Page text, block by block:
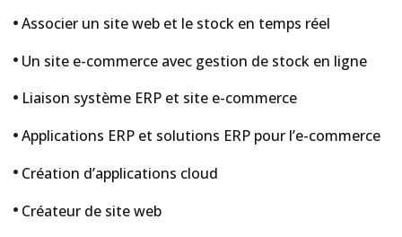
Associer un site web et le stock en temps réel
Un site e-commerce avec gestion de stock en ligne
Liaison système ERP et site e-commerce
Applications ERP et solutions ERP pour l’e-commerce
Création d’applications cloud
Créateur de site web